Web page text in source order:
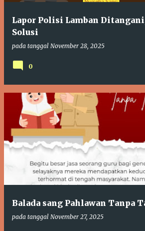
Lapor Polisi Lamban
Solusi
pada tanggal November 28, 2025
0
Balada sang Pahlawan Tanpa
pada tanggal November 27, 2025